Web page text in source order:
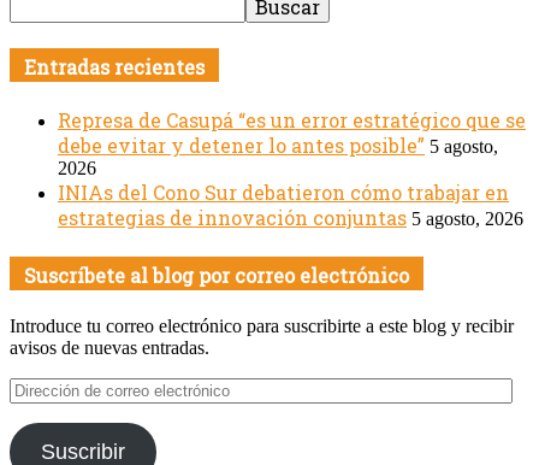
Entradas recientes
Represa de Casupá “es un error estratégico que se
debe evitar y detener lo antes posible” 5 agosto,
2026
INIAs del Cono Sur debatieron cómo trabajar en
estrategias de innovación conjuntas 5 agosto, 2026
Suscríbete al blog por correo electrónico
Introduce tu correo electrónico para suscribirte a este blog y recibir
avisos de nuevas entradas.
Dirección
de
correo
electrónico
Suscribir